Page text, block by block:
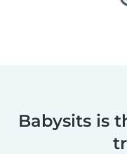
Babysits is